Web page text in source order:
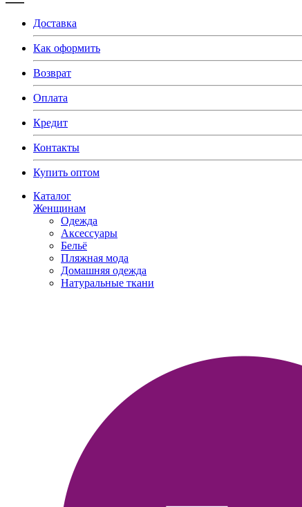
Доставка
Как оформить
Возврат
Оплата
Кредит
Контакты
Купить оптом
Каталог
Женщинам
Одежда
Аксессуары
Бельё
Пляжная мода
Домашняя одежда
Натуральные ткани